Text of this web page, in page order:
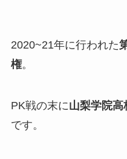
2020~21年に行われた
権。
PK戦の末に山梨学院高
です。